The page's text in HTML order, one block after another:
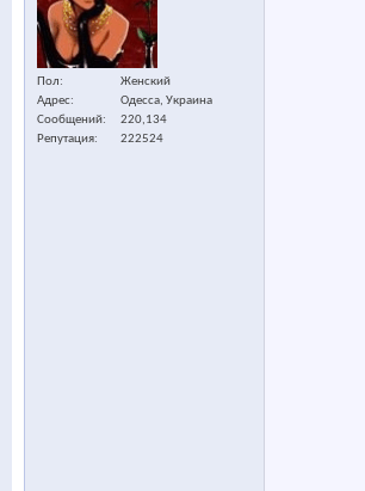
Пол
Женский
Адрес
Одесса, Украина
Сообщений
220,134
Репутация
222524